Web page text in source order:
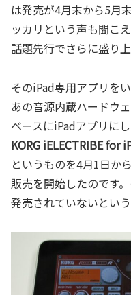
は発売が4月末から5月
ッカリという声も聞こ
話題先行でさらに盛り
そのiPad専用アプリを
あの音源内蔵ハードウェ
ベースにiPadアプリに
KORG iELECTRIBE for
というものを4月1日か
販売を開始したのです
発売されていないとい